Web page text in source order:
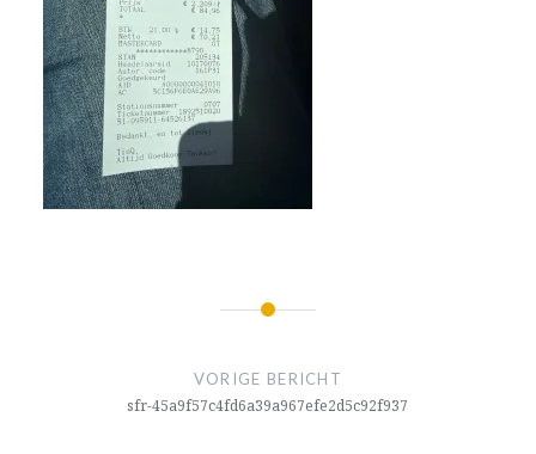
VORIGE BERICHT
sfr-45a9f57c4fd6a39a967efe2d5c92f937